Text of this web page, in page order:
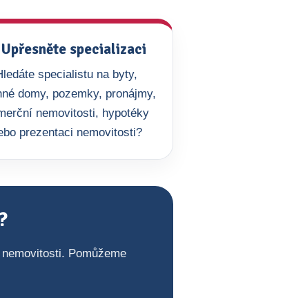
specializaci
specialistu na byty,
domy, pozemky, pronájmy,
nemovitosti, hypotéky
prezentaci nemovitosti?
Pomůžeme